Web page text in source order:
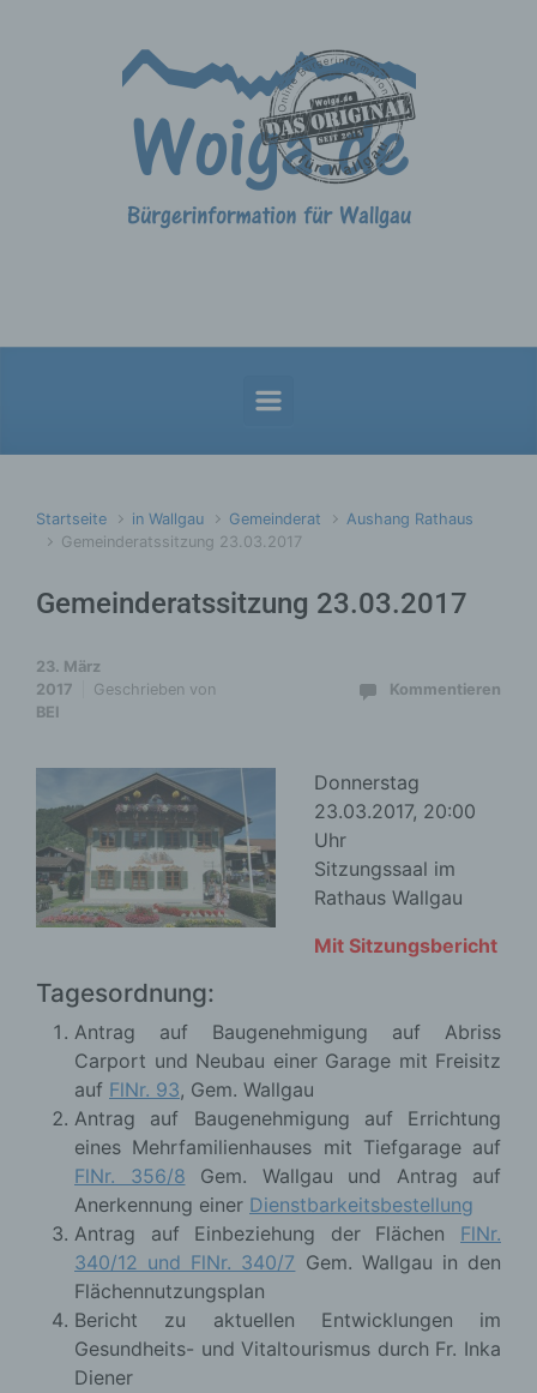
Startseite in Wallgau Gemeinderat
Aushang Rathaus
Gemeinderatssitzung 23.03.2017
Gemeinderatssitzung 23.03.2017
23. März
2017
Geschrieben von
BEI
Kommentieren
Donnerstag
23.03.2017, 20:00
Uhr
Sitzungssaal im
Rathaus Wallgau
Mit Sitzungsbericht
Tagesordnung:
Antrag auf Baugenehmigung auf Abriss
Carport und Neubau einer Garage mit Freisitz
auf FlNr. 93, Gem. Wallgau
Antrag auf Baugenehmigung auf Errichtung
eines Mehrfamilienhauses mit Tiefgarage auf
FlNr. 356/8
Gem. Wallgau und Antrag auf
Anerkennung einer Dienstbarkeitsbestellung
Antrag auf Einbeziehung der Flächen FlNr.
340/12 und FlNr. 340/7 Gem. Wallgau in den
Flächennutzungsplan
Bericht zu aktuellen Entwicklungen im
Gesundheits- und Vitaltourismus durch Fr. Inka
Diener